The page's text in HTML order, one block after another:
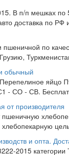
В п/п мешках по
доставка по
по
обычный
яйцо
- СО - СВ.
от производителя
и опта.
2015